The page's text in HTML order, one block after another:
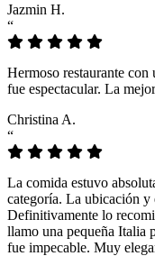
Jazmin H.
“
Hermoso restaurante
fue espectacular. La
Christina A.
“
La comida estuvo
categoría. La ubicación y
Definitivamente lo
llamo una pequeña Italia
fue impecable. Muy